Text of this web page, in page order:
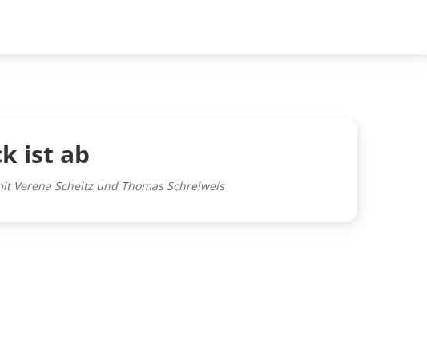
ist ab
Verena Scheitz und Thomas Schreiweis